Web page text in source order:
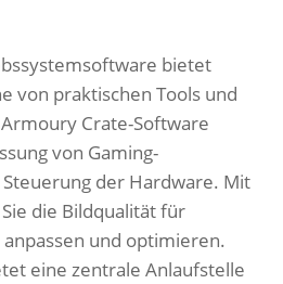
bietet
von praktischen Tools und
Crate-Software
von Gaming-
der Hardware. Mit
die Bildqualität für
und optimieren.
eine zentrale Anlaufstelle